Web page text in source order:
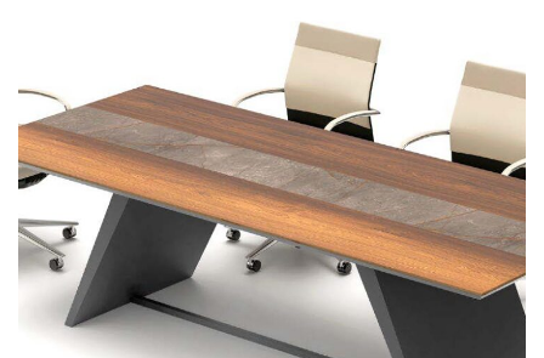
Bravo Toplantı Masası
TOPLANTI MASALARI